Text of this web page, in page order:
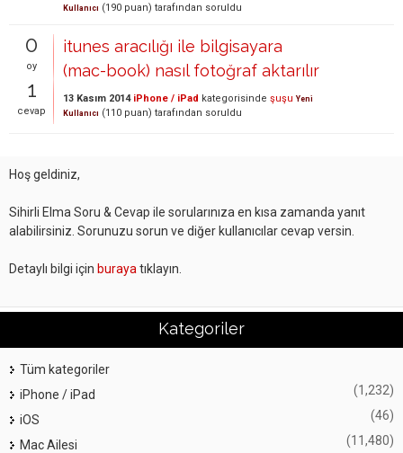
Kullanıcı (190 puan) tarafından soruldu
0
oy
1
cevap
itunes aracılığı ile bilgisayara
(mac-book) nasıl fotoğraf aktarılır
13 Kasım 2014 iPhone / iPad kategorisinde şuşu Yeni
Kullanıcı (110 puan) tarafından soruldu
Hoş geldiniz,
Sihirli Elma Soru & Cevap ile sorularınıza en kısa zamanda yanıt
alabilirsiniz. Sorunuzu sorun ve diğer kullanıcılar cevap versin.
Detaylı bilgi için buraya tıklayın.
Kategoriler
Tüm kategoriler
iPhone / iPad
(1,232)
iOS (46)
Mac Ailesi (11,480)